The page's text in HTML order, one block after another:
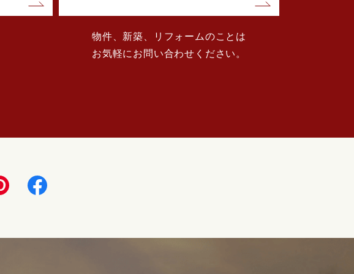
物件、新築、リフォームのことは
お気軽にお問い合わせください。